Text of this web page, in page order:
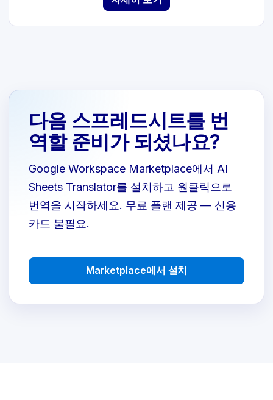
다음 스프레드시트를 번
역할 준비가 되셨나요?
Google Workspace Marketplace에서 AI
Sheets Translator를 설치하고 원클릭으로
번역을 시작하세요. 무료 플랜 제공 — 신용
카드 불필요.
Marketplace에서 설치